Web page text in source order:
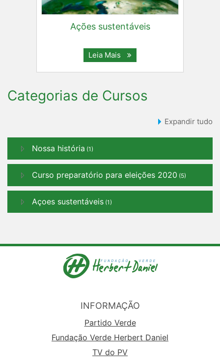
Ações sustentáveis
Leia Mais
Categorias de Cursos
Expandir tudo
Nossa história (1)
Curso preparatório para eleições 2020 (5)
Açoes sustentáveis (1)
INFORMAÇÃO
Partido Verde
Fundação Verde Herbert Daniel
TV do PV